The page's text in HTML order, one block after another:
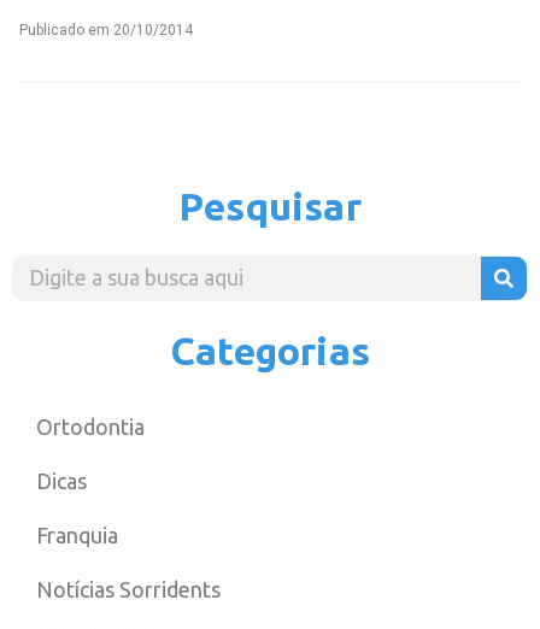
Publicado em 20/10/2014
Pesquisar
Categorias
Ortodontia
Dicas
Franquia
Notícias Sorridents